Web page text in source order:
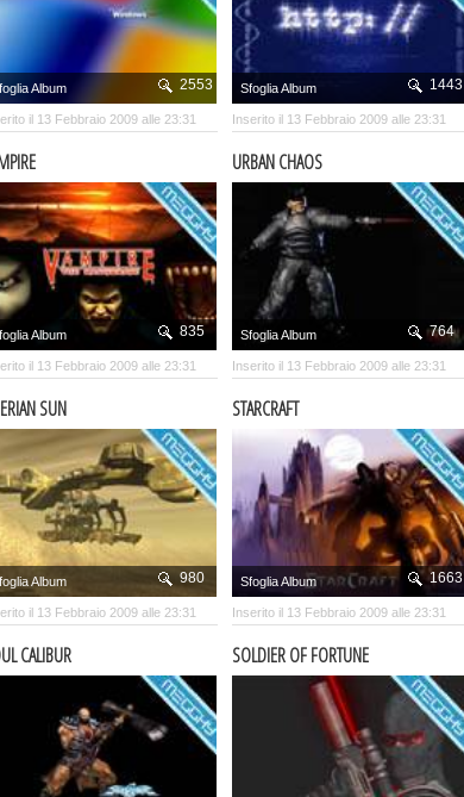
2553
Album
il 13 Febbraio 2009 alle 23:31
1443
Sfoglia Album
Inserito il 13 Febbraio 2009 alle 23:31
835
Album
il 13 Febbraio 2009 alle 23:31
764
URBAN CHAOS
Sfoglia Album
Inserito il 13 Febbraio 2009 alle 23:31
980
SUN
Album
il 13 Febbraio 2009 alle 23:31
1663
STARCRAFT
Sfoglia Album
Inserito il 13 Febbraio 2009 alle 23:31
CALIBUR SOLDIER OF FORTUNE